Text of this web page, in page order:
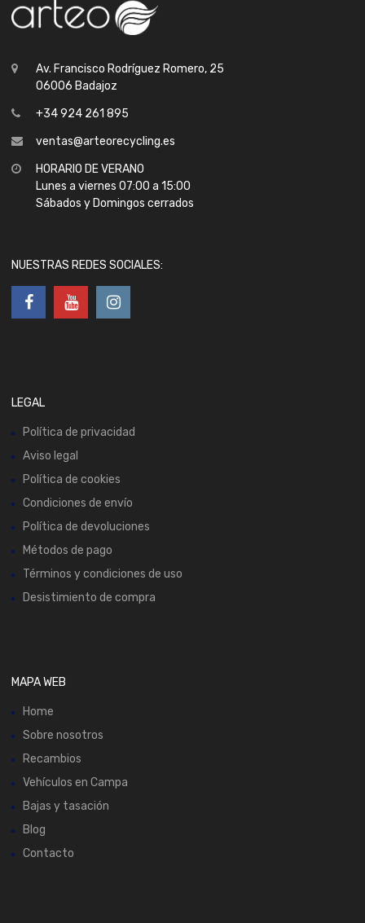
Av. Francisco Rodríguez Romero, 25
06006 Badajoz
+34 924 261 895
ventas@arteorecycling.es
HORARIO DE VERANO
Lunes a viernes 07:00 a 15:00
Sábados y Domingos cerrados
NUESTRAS REDES SOCIALES:
LEGAL
Política de privacidad
Aviso legal
Política de cookies
Condiciones de envío
Política de devoluciones
Métodos de pago
Términos y condiciones de uso
Desistimiento de compra
MAPA WEB
Home
Sobre nosotros
Recambios
Vehículos en Campa
Bajas y tasación
Blog
Contacto